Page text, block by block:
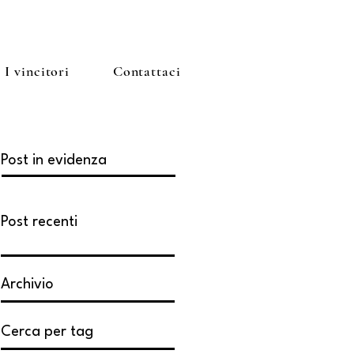
I vincitori Contattaci
Post in evidenza
Post recenti
Archivio
Cerca per tag